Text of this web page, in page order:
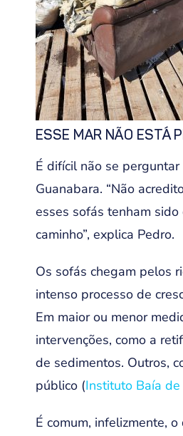
ESSE MAR NÃO ESTÁ
É difícil não se
Guanabara. “Não
esses sofás tenham
caminho”, explica Pedro.
Os sofás chegam pelos
intenso processo de
Em maior ou menor
intervenções, como a
de sedimentos. Outros,
público (Instituto Baía
É comum, infelizmente,